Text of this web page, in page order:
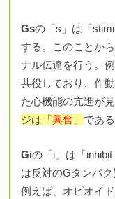
Gsの「s」は「
する。このことか
ナル伝達を行う。
共役しており、作
た心機能の亢進が
ジは「興奮 」 である
Giの「i」は「
は反対のGタンパ
例えば、オピオイ